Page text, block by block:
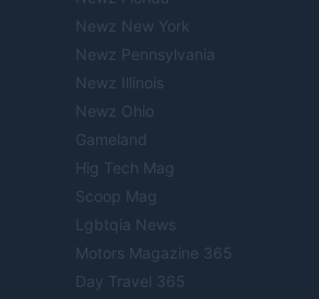
Newz New York
Newz Pennsylvania
Newz Illinois
Newz Ohio
Gameland
Hig Tech Mag
Scoop Mag
Lgbtqia News
Motors Magazine 365
Day Travel 365